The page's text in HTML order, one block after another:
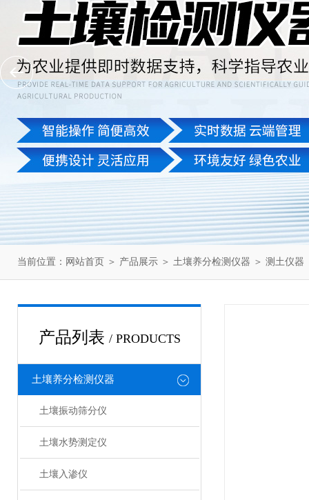
当前位置： 网站首页 ＞ 产品展示 ＞ 土壤养分检测仪器 ＞ 测土仪器
产品列表 / PRODUCTS
土壤养分检测仪器
土壤振动筛分仪
土壤水势测定仪
土壤入渗仪